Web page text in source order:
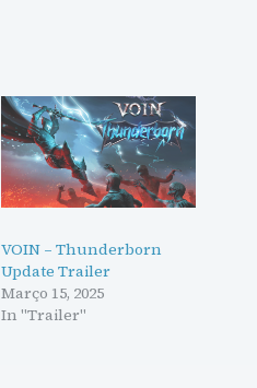
VOIN – Thunderborn
Update Trailer
Março 15, 2025
In "Trailer"